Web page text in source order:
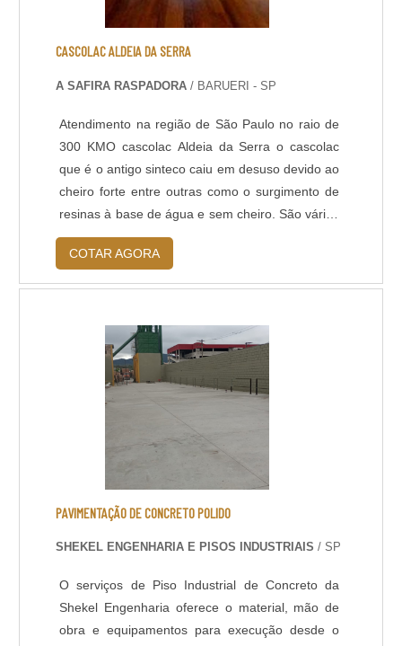
CASCOLAC ALDEIA DA SERRA
A SAFIRA RASPADORA / BARUERI - SP
Atendimento na região de São Paulo no raio de
300 KMO cascolac Aldeia da Serra o cascolac
que é o antigo sinteco caiu em desuso devido ao
cheiro forte entre outras como o surgimento de
resinas à base de água e sem cheiro. São várias
as opções de resina a base de água como:
bona, loba e strethoe. Vale observar também a
resistência e a cura de cada produto.PREÇOS
preços variam não so devido à mão de o....
COTAR AGORA
PAVIMENTAÇÃO DE CONCRETO POLIDO
SHEKEL ENGENHARIA E PISOS INDUSTRIAIS / SP
O serviços de Piso Industrial de Concreto da
Shekel Engenharia oferece o material, mão de
obra e equipamentos para execução desde o